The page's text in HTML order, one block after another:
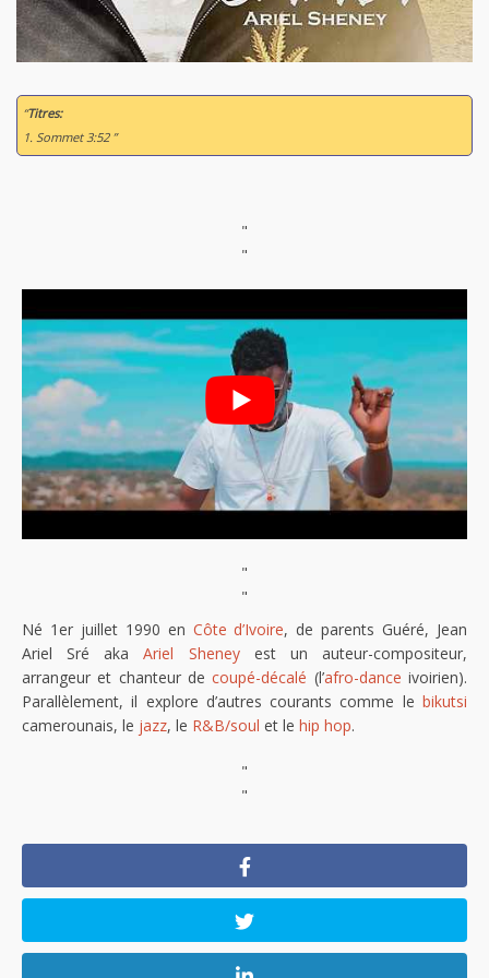
“Titres:
1. Sommet 3:52 ”
"
"
"
"
Né 1er juillet 1990 en Côte d’Ivoire, de parents Guéré, Jean
Ariel Sré akaAriel Sheneyest un auteur-compositeur,
arrangeur et chanteur decoupé-décalé (l’afro-dance ivoirien).
Parallèlement, il explore d’autres courants comme le bikutsi
camerounais, le jazz, le R&B/soul et le hip hop.
"
"